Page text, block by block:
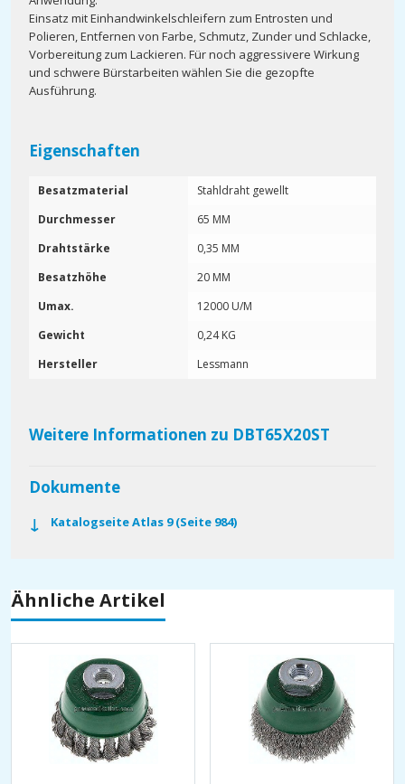
Einsatz mit Einhandwinkelschleifern zum Entrosten und
Polieren, Entfernen von Farbe, Schmutz, Zunder und Schlacke,
Vorbereitung zum Lackieren. Für noch aggressivere Wirkung
und schwere Bürstarbeiten wählen Sie die gezopfte
Ausführung.
Eigenschaften
Besatzmaterial
Stahldraht gewellt
Durchmesser
65 MM
Drahtstärke
0,35 MM
Besatzhöhe
20 MM
Umax.
12000 U/M
Gewicht
0,24 KG
Hersteller
Lessmann
Weitere Informationen zu DBT65X20ST
Dokumente
Katalogseite Atlas 9 (Seite 984)
Ähnliche Artikel